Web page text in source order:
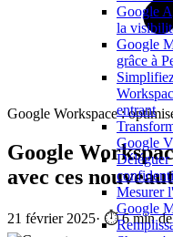
Google
la
Google
grâce à
entrant
Google
Déléguer
Mesurer
Google
Google Workspace :
Google
avec ces
21 février 2025· ⏱️ 6 min de